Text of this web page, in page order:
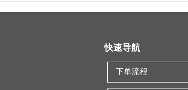
快速导航
下单流程